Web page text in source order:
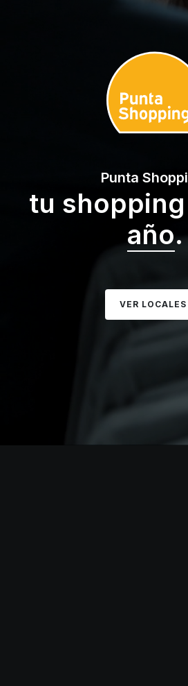
Punta
tu shopping
año.
VER LOCALES